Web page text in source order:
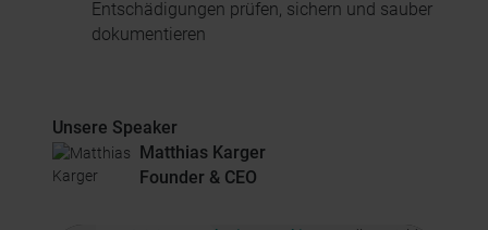
Entschädigungen prüfen, sichern und sauber
dokumentieren
Unsere Speaker
Matthias Karger
Founder & CEO